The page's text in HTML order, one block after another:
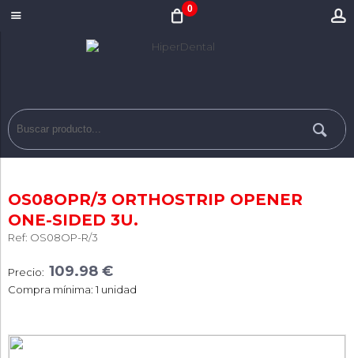
0
OS08OPR/3 ORTHOSTRIP OPENER
ONE-SIDED 3U.
Ref: OS08OP-R/3
Precio: 109.98 €
Compra mínima: 1 unidad